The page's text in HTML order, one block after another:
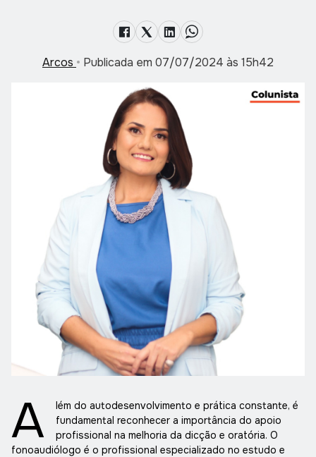
Arcos • Publicada em 07/07/2024 às 15h42
A
lém do autodesenvolvimento e prática constante, é
fundamental reconhecer a importância do apoio
profissional na melhoria da dicção e oratória. O
fonoaudiólogo é o profissional especializado no estudo e